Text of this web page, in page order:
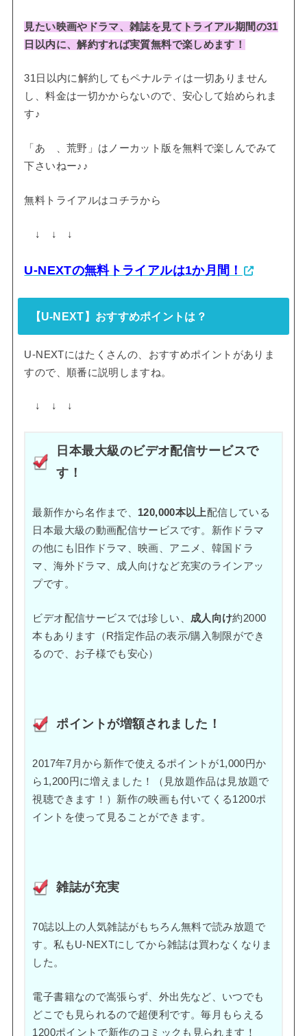
見たい映画やドラマ、雑誌を見てトライアル期間の31
日以内に、解約すれば実質無料で楽しめます！
31日以内に解約してもペナルティは一切ありません
し、料金は一切かからないので、安心して始められま
す♪
「あゝ、荒野」はノーカット版を無料で楽しんでみて
下さいねー♪♪
無料トライアルはコチラから
↓ ↓ ↓
U-NEXTの無料トライアルは1か月間！
【U-NEXT】おすすめポイントは？
U-NEXTにはたくさんの、おすすめポイントがありま
すので、順番に説明しますね。
↓ ↓ ↓
日本最大級のビデオ配信サービスで
す！
最新作から名作まで、 120,000本以上配信している
日本最大級の動画配信サービスです。新作ドラマ
の他にも旧作ドラマ、映画、アニメ、韓国ドラ
マ、海外ドラマ、成人向けなど充実のラインアッ
プです。
ビデオ配信サービスでは珍しい、 成人向け約2000
本もあります（R指定作品の表示/購入制限ができ
るので、お子様でも安心）
ポイントが増額されました！
2017年7月から新作で使えるポイントが1,000円か
ら1,200円に増えました！（見放題作品は見放題で
視聴できます！）新作の映画も付いてくる1200ポ
イントを使って見ることができます。
雑誌が充実
70誌以上の人気雑誌がもちろん無料で読み放題で
す。私もU-NEXTにしてから雑誌は買わなくなりま
した。
電子書籍なので嵩張らず、外出先など、いつでも
どこでも見られるので超便利です。毎月もらえる
1200ポイントで新作のコミックも見られます！